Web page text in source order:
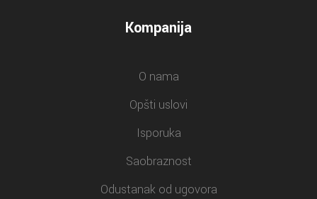
Kompanija
O nama
Opšti uslovi
Isporuka
Saobraznost
Odustanak od ugovora